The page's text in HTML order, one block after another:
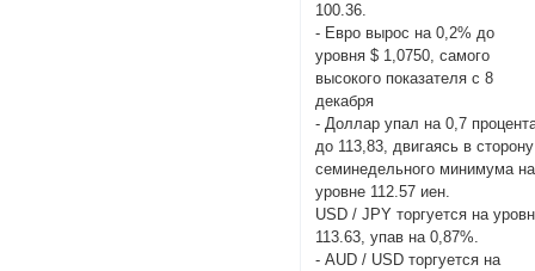
100.36.
- Евро вырос на 0,2% до
уровня $ 1,0750, самого
высокого показателя с 8
декабря
- Доллар упал на 0,7
до 113,83, двигаясь в сторону
семинедельного минимума на
уровне 112.57 иен.
USD / JPY торгуется на
113.63, упав на 0,87%.
- AUD / USD торгуется на